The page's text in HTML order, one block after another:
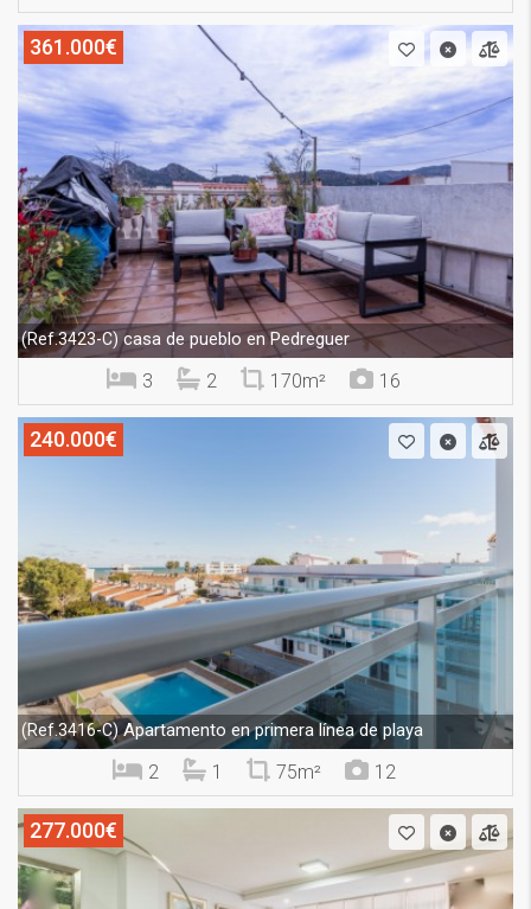
361.000€
(Ref.3423-C) casa de pueblo en Pedreguer
3 2 170m² 16
240.000€
(Ref.3416-C)Apartamento en primera línea de playa
2 1 75m² 12
277.000€